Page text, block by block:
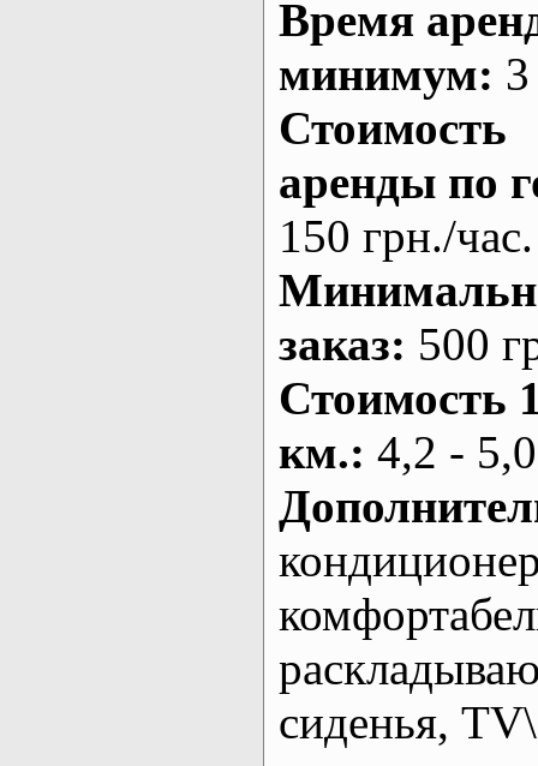
Время
минимум:
Стоимость
аренды по
150 грн./час.
заказ: 500
Стоимость
км.: 4,2 -
сиденья,